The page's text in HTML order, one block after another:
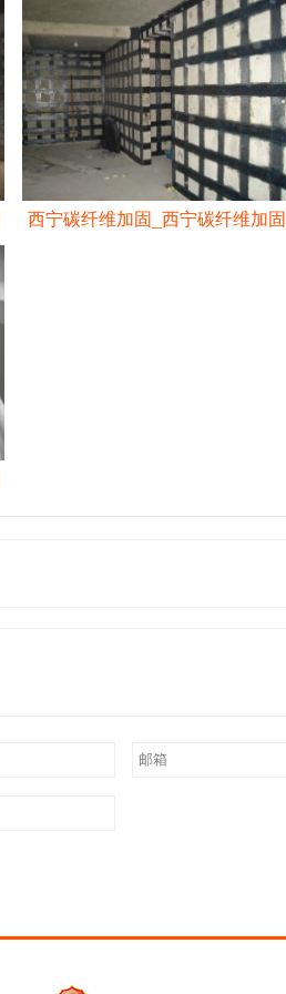
西宁碳纤维加固_西宁碳纤维加固